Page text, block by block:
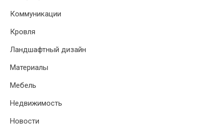
Коммуникации
Кровля
Ландшафтный дизайн
Материалы
Мебель
Недвижимость
Новости